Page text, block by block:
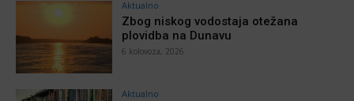
Aktualno
Zbog niskog vodostaja otežana
plovidba na Dunavu
6 kolovoza, 2026
Aktualno